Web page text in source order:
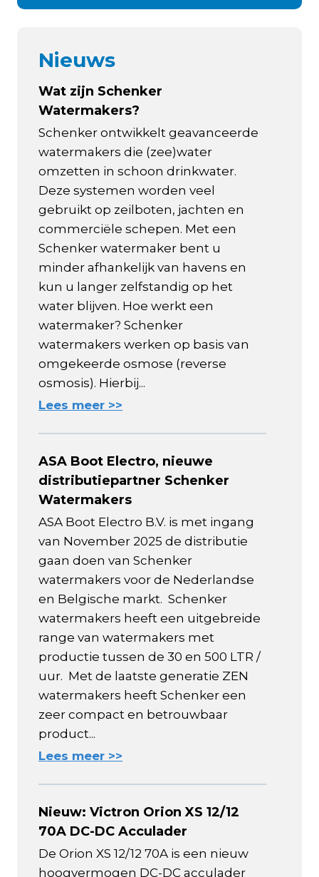
Nieuws
Wat zijn Schenker
Watermakers?
Schenker ontwikkelt geavanceerde
watermakers die (zee)water
omzetten in schoon drinkwater.
Deze systemen worden veel
gebruikt op zeilboten, jachten en
commerciële schepen. Met een
Schenker watermaker bent u
minder afhankelijk van havens en
kun u langer zelfstandig op het
water blijven. Hoe werkt een
watermaker? Schenker
watermakers werken op basis van
omgekeerde osmose (reverse
osmosis). Hierbij...
Lees meer >>
ASA Boot Electro, nieuwe
distributiepartner Schenker
Watermakers
ASA Boot Electro B.V. is met ingang
van November 2025 de distributie
gaan doen van Schenker
watermakers voor de Nederlandse
en Belgische markt. Schenker
watermakers heeft een uitgebreide
range van watermakers met
productie tussen de 30 en 500 LTR /
uur. Met de laatste generatie ZEN
watermakers heeft Schenker een
zeer compact en betrouwbaar
product...
Lees meer >>
Nieuw: Victron Orion XS 12/12
70A DC-DC Acculader
De Orion XS 12/12 70A is een nieuw
hoogvermogen DC-DC acculader